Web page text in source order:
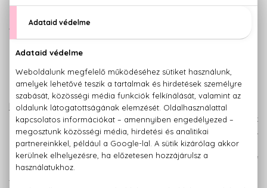
a határozott és melegszívű hölgyeknek!
Vannak olyan illatok, amik egyszerre
már találkoztunk volna velük, és
mégis újak az orrunknak: van bennük
egy csavar, egy modern fordulat.
Ilyesminek írnánk le aCoach Wild
Rose Eau de Parfumnevű parfümjét is, amely a rózsás-édes
illatfelhőn túl szinte légies, miközben a bergamottnak
köszönhetően frissítő limonádét idézően gyümölcsös. A
ribizlis nyitány leszáradása után a rózsa és a jázmin, majd
az alapjegyekből a tonkabab érvényesül. A Wild Rose
kiegyensúlyozott, szinte boldog illat – egy csipetnyivel
fűszeresebben, mint gondolnánk!